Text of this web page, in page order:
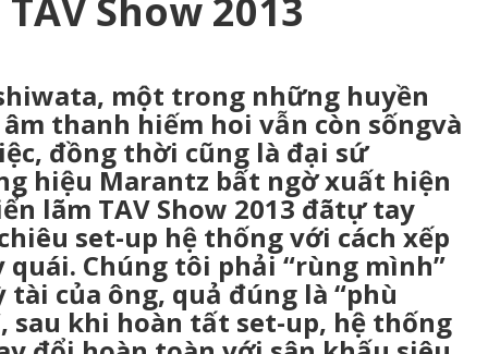
Show 2013
một trong những huyền
thanh hiếm hoi vẫn còn sốngvà
đồng thời cũng là đại sứ
hiệu Marantz bất ngờ xuất hiện
lãm TAV Show 2013 đãtự tay
set-up hệ thống với cách xếp
quái. Chúng tôi phải “rùng mình”
tài của ông, quả đúng là “phù
sau khi hoàn tất set-up, hệ thống